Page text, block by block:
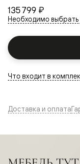
135 799 ₽
Необходимо выбрать
Что входит в
Доставка и оплата